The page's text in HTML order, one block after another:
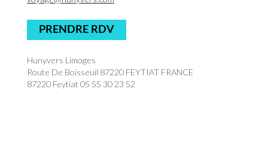
PRENDRE RDV
Hunyvers Limoges
Route De Boisseuil 87220 FEYTIAT FRANCE
87220 Feytiat 05 55 30 23 52